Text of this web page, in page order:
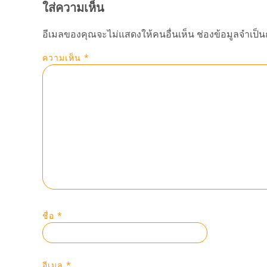
ใส่ความเห็น
อีเมลของคุณจะไม่แสดงให้คนอื่นเห็น ช่องข้อมูลจำเป็
ความเห็น *
ชื่อ *